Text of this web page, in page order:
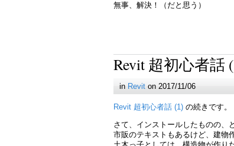
無事、解決！（だと思う）
Revit 超初心者話
in Revit on 2017/11/06
Revit 超初心者話 (1) の続きです。
さて、インストールしたものの、
市販のテキストもあるけど、建物